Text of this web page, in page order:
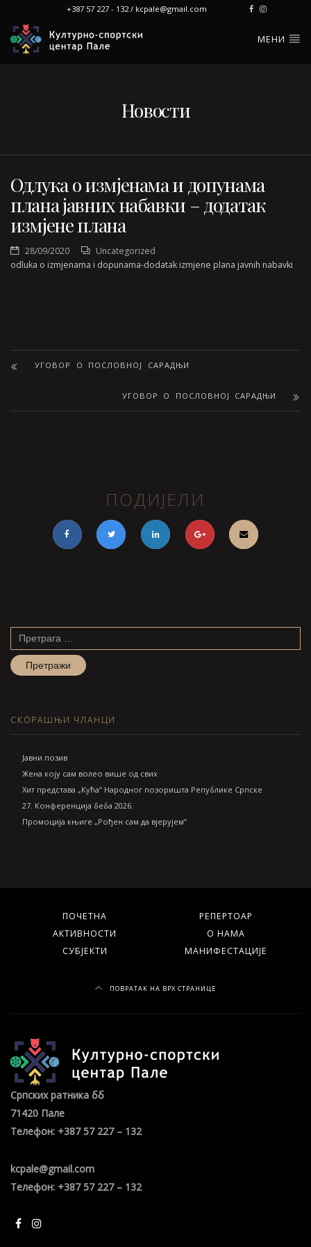
+387 57 227 - 132 / kcpale@gmail.com
МЕНИ
Новости
Одлука о измјенама и допунама
плана јавних набавки – додатак
измјене плана
28/09/2020
Uncategorized
odluka o izmjenama i dopunama-dodatak izmjene plana javnih nabavki
УГОВОР О ПОСЛОВНОЈ САРАДЊИ
УГОВОР О ПОСЛОВНОЈ САРАДЊИ
ПОДИЈЕЛИ
СКОРАШЊИ ЧЛАНЦИ
Jавни позив
Жена коју сам волео више од свих
Хит представа „Кућа“ Народног позоришта Републике Српске
27. Конференција беба 2026.
Промоција књиге „Рођен сам да вјерујем“
ПОЧЕТНА
РЕПЕРТОАР
АКТИВНОСТИ
О НАМА
СУБЈЕКТИ
МАНИФЕСТАЦИЈЕ
ПОВРАТАК НА ВРХ СТРАНИЦЕ
Српских ратника бб
71420 Пале
Телефон: +387 57 227 – 132
kcpale@gmail.com
Телефон: +387 57 227 – 132